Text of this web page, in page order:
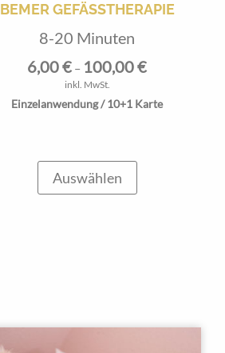
BEMER GEFÄSSTHERAPIE
8-20 Minuten
6,00€ – 100,00€
inkl. MwSt.
Einzelanwendung / 10+1 Karte
Auswählen